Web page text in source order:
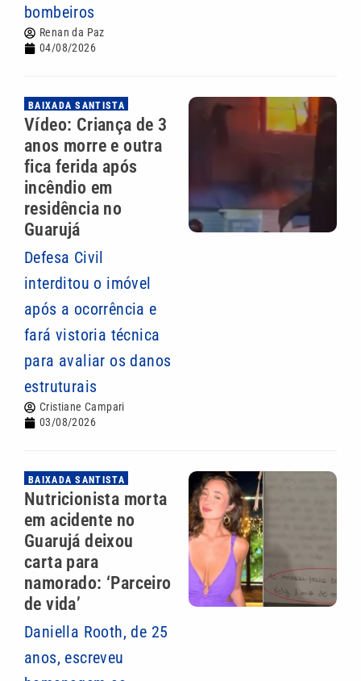
bombeiros
Renan da Paz
04/08/2026
BAIXADA SANTISTA
Vídeo: Criança de 3
anos morre e outra
fica ferida após
incêndio em
residência no
Guarujá
Defesa Civil
interditou o imóvel
após a ocorrência e
fará vistoria técnica
para avaliar os danos
estruturais
Cristiane Campari
03/08/2026
BAIXADA SANTISTA
Nutricionista morta
em acidente no
Guarujá deixou
carta para
namorado: ‘Parceiro
de vida’
Daniella Rooth, de 25
anos, escreveu